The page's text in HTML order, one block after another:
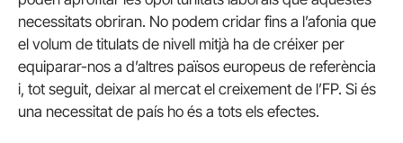
necessitats obriran. No podem cridar fins a l’afonia que
el volum de titulats de nivell mitjà ha de créixer per
equiparar-nos a d’altres països europeus de referència
i, tot seguit, deixar al mercat el creixement de l’FP. Si és
una necessitat de país ho és a tots els efectes.